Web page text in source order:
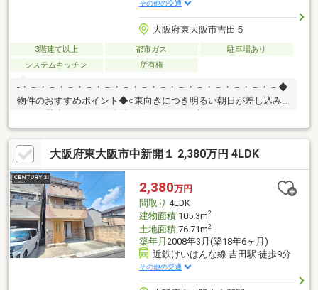
その他の交通
大阪府東大阪市吉田５
3階建て以上 都市ガス
駐車場あり
システムキッチン
所有権
-・－・－・－・－・－・－・－・－・－・－・－・－・－・－◆
物件のおすすめポイント◆○東向きにつき明るい朝日が差し込み
ます♪○駐車スペース１台分ございます。（車種による）○ロフト
付きで収納力◎※原則再建築不可です。詳細はお気軽にお問い合
わせください！◆会社の特徴◆☆当社ではリフォーム費用も住宅
ローンに組み込めます♪ 【自社施工のお得なリフォームパック６
５０万円(税込)】ハウスフリーダムは【東証スタンダード上場企
業】です。不動産購入や住宅ローンについては、ハウスフリーダ
ムにお任せ下さい。 -・－・－・－・－・－・－・－・－・－・
－・－・－・－・－
大阪府東大阪市中新開１ 2,380万円 4LDK
2,380万円
間取り 4LDK
建物面積105.3m2
土地面積76.71m2
築年月 2008年3月(築18年6ヶ月)
近鉄けいはんな線 吉田駅 徒歩9分
その他の交通